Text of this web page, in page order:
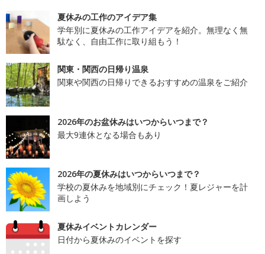
夏休みの工作のアイデア集
学年別に夏休みの工作アイデアを紹介。無理なく無
駄なく、自由工作に取り組もう！
関東・関西の日帰り温泉
関東や関西の日帰りできるおすすめの温泉をご紹介
2026年のお盆休みはいつからいつまで？
最大9連休となる場合もあり
2026年の夏休みはいつからいつまで？
学校の夏休みを地域別にチェック！夏レジャーを計
画しよう
夏休みイベントカレンダー
日付から夏休みのイベントを探す